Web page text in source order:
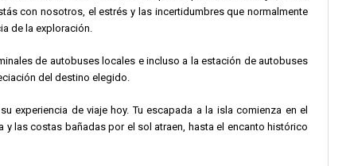
con nosotros, el estrés y las incertidumbres que normalmente
de la exploración.
de autobuses locales e incluso a la estación de autobuses
del destino elegido.
experiencia de viaje hoy. Tu escapada a la isla comienza en el
las costas bañadas por el sol atraen, hasta el encanto histórico